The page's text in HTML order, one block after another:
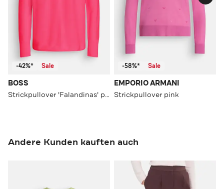
-42%* Sale
BOSS
Strickpullover 'Falandinas' pink
-58%* Sale
EMPORIO ARMANI
Strickpullover pink
Andere Kunden kauften auch